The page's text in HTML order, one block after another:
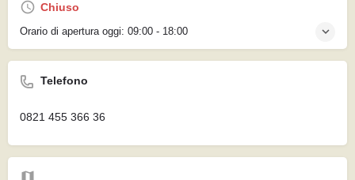
Chiuso
Orario di apertura oggi: 09:00 - 18:00
Telefono
0821 455 366 36